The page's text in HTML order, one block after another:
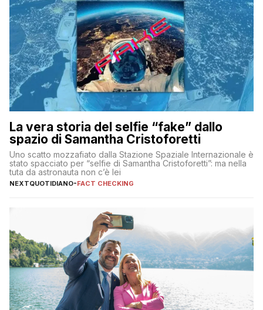
La vera storia del selfie “fake” dallo
spazio di Samantha Cristoforetti
Uno scatto mozzafiato dalla Stazione Spaziale Internazionale è
stato spacciato per “selfie di Samantha Cristoforetti”: ma nella
tuta da astronauta non c’è lei
NEXTQUOTIDIANO-FACT CHECKING